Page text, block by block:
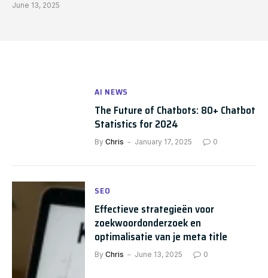
June 13, 2025
AI NEWS
The Future of Chatbots: 80+ Chatbot
Statistics for 2024
By Chris January 17, 2025 0
SEO
Effectieve strategieën voor
zoekwoordonderzoek en
optimalisatie van je meta title
By Chris June 13, 2025 0